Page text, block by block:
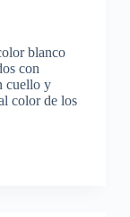
blanco
con
cuello y
color de los